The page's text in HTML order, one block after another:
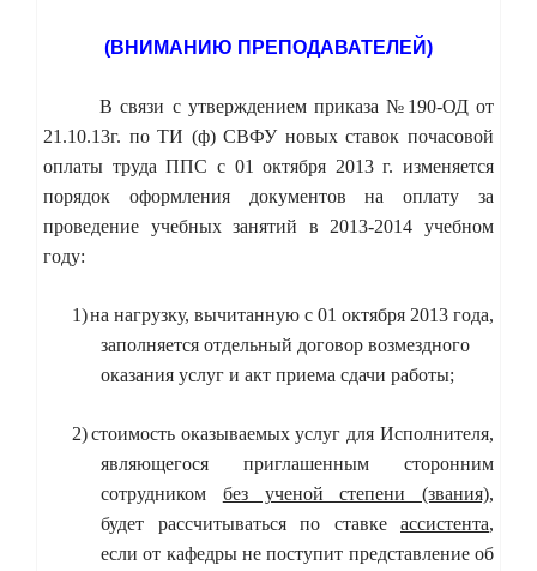
(ВНИМАНИЮ ПРЕПОДАВАТЕЛЕЙ)
В связи с утверждением приказа №190-ОД от
21.10.13г. по ТИ (ф) СВФУ новых ставок почасовой
оплаты труда ППС с 01 октября 2013 г. изменяется
порядок оформления документов на оплату за
проведение учебных занятий в 2013-2014 учебном
году:
1)на нагрузку, вычитанную с 01 октября 2013 года,
заполняется отдельный договор возмездного
оказания услуг и акт приема сдачи работы;
2)стоимость оказываемых услуг для Исполнителя,
являющегося приглашенным сторонним
сотрудником без ученой степени (звания),
будет рассчитываться по ставке ассистента,
если от кафедры не поступит представление об